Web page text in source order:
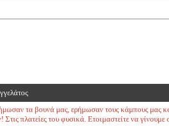
τα βουνά μας, ερήμωσαν τους κάμπους μας
πλατείες του φυσικά. Ετοιμαστείτε να γίνουμε